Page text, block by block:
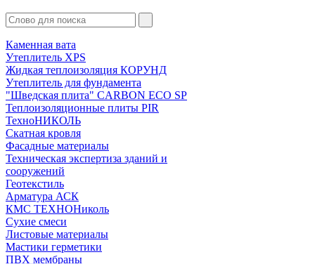
Каменная вата
Утеплитель XPS
Жидкая теплоизоляция КОРУНД
Утеплитель для фундамента
"Шведская плита" CARBON ECO SP
Теплоизоляционные плиты PIR
ТехноНИКОЛЬ
Скатная кровля
Фасадные материалы
Техническая экспертиза зданий и
сооружений
Геотекстиль
Арматура АСК
КМС ТЕХНОНиколь
Сухие смеси
Листовые материалы
Мастики герметики
ПВХ мембраны